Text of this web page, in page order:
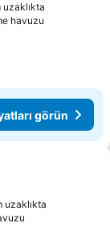
havuzu
görün
uzaklıkta